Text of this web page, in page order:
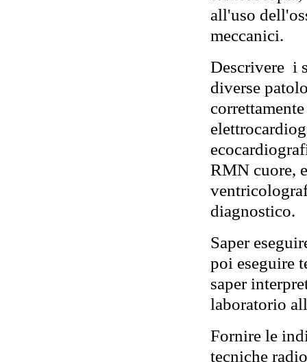
all'uso
meccanici.
Descrivere i
diverse
RMN cuore,
diagnostico.
Saper
poi eseguire
saper
laboratorio
Fornire le
tecniche